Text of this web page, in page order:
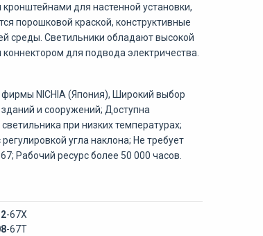
для настенной установки,
порошковой краской, конструктивные
среды. Светильники обладают высокой
для подвода электричества.
NICHIA (Япония), Широкий выбор
и сооружений; Доступна
при низких температурах;
угла наклона; Не требует
Рабочий ресурс более 50 000 часов.
-67Х
-67Т